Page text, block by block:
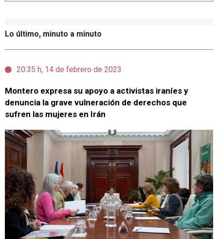
Lo último, minuto a minuto
20:35 h, 14 de febrero de 2023
Montero expresa su apoyo a activistas iraníes y
denuncia la grave vulneración de derechos que
sufren las mujeres en Irán